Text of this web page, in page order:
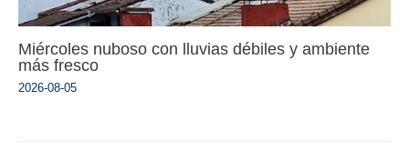
Miércoles nuboso con lluvias débiles y ambiente
más fresco
2026-08-05